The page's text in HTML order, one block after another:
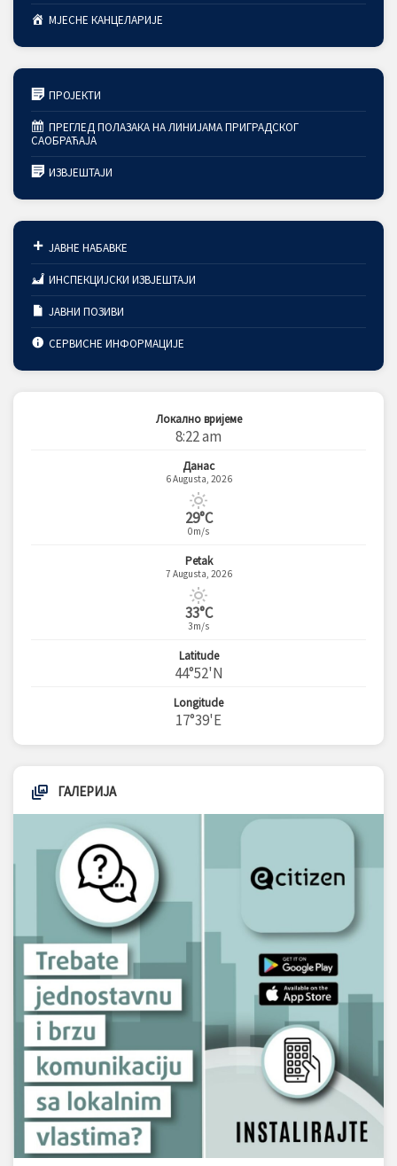
МЈЕСНЕ КАНЦЕЛАРИЈЕ
ПРОЈЕКТИ
ПРЕГЛЕД ПОЛАЗАКА НА ЛИНИЈАМА ПРИГРАДСКОГ
САОБРАЋАЈА
ИЗВЈЕШТАЈИ
ЈАВНЕ НАБАВКЕ
ИНСПЕКЦИЈСКИ ИЗВЈЕШТАЈИ
ЈАВНИ ПОЗИВИ
СЕРВИСНЕ ИНФОРМАЦИЈЕ
Локално вријеме
8:22 am
Данас
6 Augusta, 2026
29°C
0m/s
Petak
7 Augusta, 2026
33°C
3m/s
Latitude
44°52'N
Longitude
17°39'E
ГАЛЕРИЈА